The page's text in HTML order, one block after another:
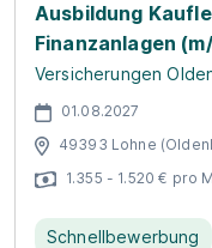
Ausbildung
Finanzanlagen
Versicherungen
01.08.2027
49393 Lohne
1.355 - 1.520 € pro
Schnellbewerbung